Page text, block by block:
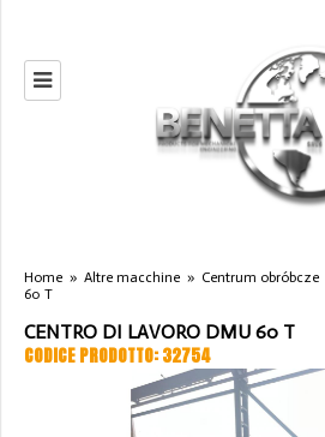
Home » Altre macchine » Centrum obróbcze
60 T
CENTRO DI LAVORO DMU 60 T
CODICE PRODOTTO: 32754